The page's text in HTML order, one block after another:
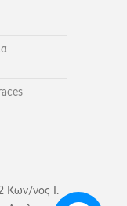
Κων/νος Ι.